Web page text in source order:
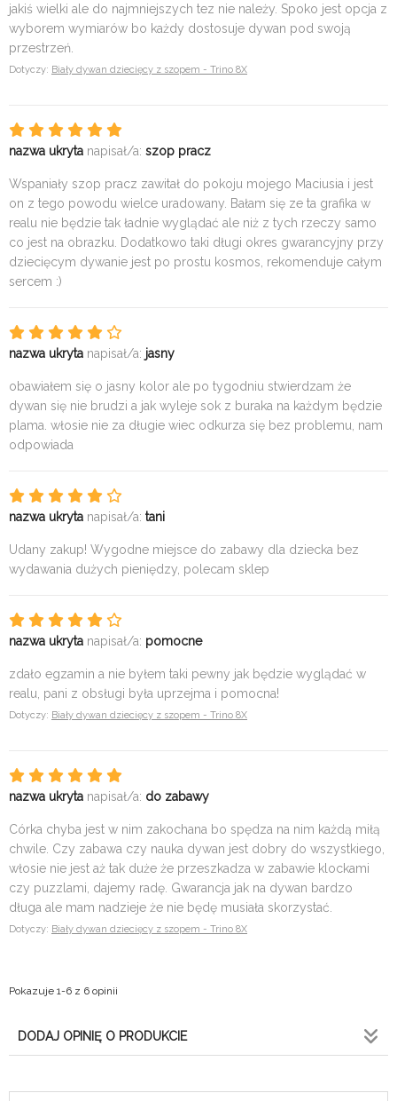
jakiś wielki ale do najmniejszych tez nie należy. Spoko jest opcja z
wyborem wymiarów bo każdy dostosuje dywan pod swoją
przestrzeń.
Dotyczy: Biały dywan dziecięcy z szopem - Trino 8X
nazwa ukryta napisał/a: szop pracz
Wspaniały szop pracz zawitał do pokoju mojego Maciusia i jest
on z tego powodu wielce uradowany. Bałam się ze ta grafika w
realu nie będzie tak ładnie wyglądać ale niż z tych rzeczy samo
co jest na obrazku. Dodatkowo taki długi okres gwarancyjny przy
dziecięcym dywanie jest po prostu kosmos, rekomenduje całym
sercem :)
nazwa ukryta napisał/a: jasny
obawiałem się o jasny kolor ale po tygodniu stwierdzam że
dywan się nie brudzi a jak wyleje sok z buraka na każdym będzie
plama. włosie nie za długie wiec odkurza się bez problemu, nam
odpowiada
nazwa ukryta napisał/a: tani
Udany zakup! Wygodne miejsce do zabawy dla dziecka bez
wydawania dużych pieniędzy, polecam sklep
nazwa ukryta napisał/a: pomocne
zdało egzamin a nie byłem taki pewny jak będzie wyglądać w
realu, pani z obsługi była uprzejma i pomocna!
Dotyczy: Biały dywan dziecięcy z szopem - Trino 8X
nazwa ukryta napisał/a: do zabawy
Córka chyba jest w nim zakochana bo spędza na nim każdą miłą
chwile. Czy zabawa czy nauka dywan jest dobry do wszystkiego,
włosie nie jest aż tak duże że przeszkadza w zabawie klockami
czy puzzlami, dajemy radę. Gwarancja jak na dywan bardzo
długa ale mam nadzieje że nie będę musiała skorzystać.
Dotyczy: Biały dywan dziecięcy z szopem - Trino 8X
Pokazuje 1-6 z 6 opinii
DODAJ OPINIĘ O PRODUKCIE